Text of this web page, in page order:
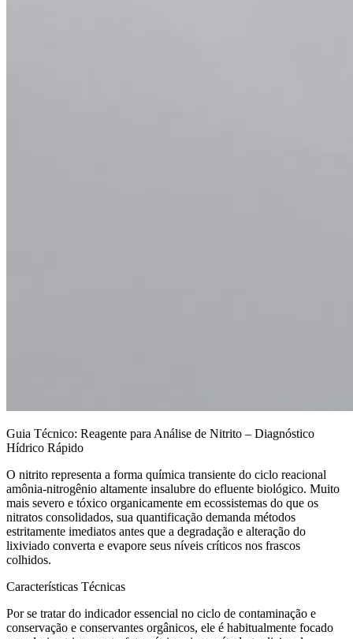
Guia Técnico: Reagente para Análise de Nitrito – Diagnóstico
Hídrico Rápido
O nitrito representa a forma química transiente do ciclo reacional
amônia-nitrogênio altamente insalubre do efluente biológico. Muito
mais severo e tóxico organicamente em ecossistemas do que os
nitratos consolidados, sua quantificação demanda métodos
estritamente imediatos antes que a degradação e alteração do
lixiviado converta e evapore seus níveis críticos nos frascos
colhidos.
Características Técnicas
Por se tratar do indicador essencial no ciclo de contaminação e
conservação e conservantes orgânicos, ele é habitualmente focado